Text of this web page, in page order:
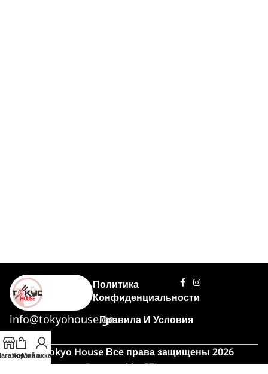
info@tokyohouse.ge
Политика
Конфиденциальности
Правила И Условия
© Tokyo House Все права защищены 2026
Powered byITLover
Корзина
Мой аккаунт